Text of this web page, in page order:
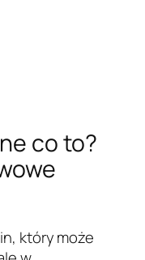
co to?
który może